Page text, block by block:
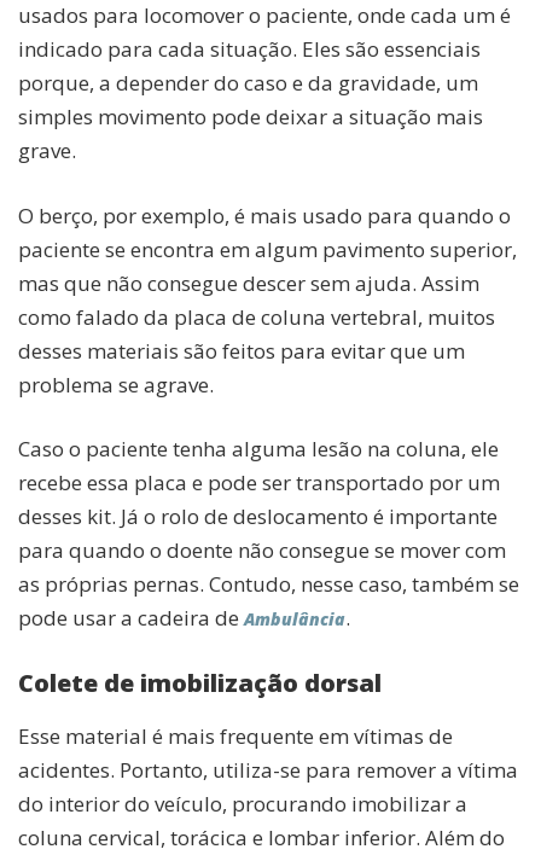
usados para locomover o paciente, onde cada um é
indicado para cada situação. Eles são essenciais
porque, a depender do caso e da gravidade, um
simples movimento pode deixar a situação mais
grave.
O berço, por exemplo, é mais usado para quando o
paciente se encontra em algum pavimento superior,
mas que não consegue descer sem ajuda. Assim
como falado da placa de coluna vertebral, muitos
desses materiais são feitos para evitar que um
problema se agrave.
Caso o paciente tenha alguma lesão na coluna, ele
recebe essa placa e pode ser transportado por um
desses kit. Já o rolo de deslocamento é importante
para quando o doente não consegue se mover com
as próprias pernas. Contudo, nesse caso, também se
pode usar a cadeira deAmbulância.
Colete de imobilização dorsal
Esse material é mais frequente em vítimas de
acidentes. Portanto, utiliza-se para remover a vítima
do interior do veículo, procurando imobilizar a
coluna cervical, torácica e lombar inferior. Além do